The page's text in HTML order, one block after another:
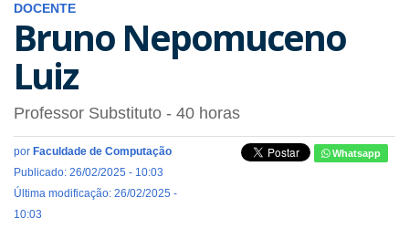
DOCENTE
Bruno Nepomuceno
Luiz
Professor Substituto - 40 horas
por Faculdade de Computação
Publicado: 26/02/2025 - 10:03
Última modificação: 26/02/2025 -
10:03
Whatsapp